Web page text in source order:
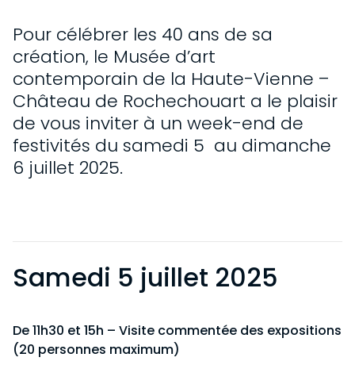
Pour célébrer les 40 ans de sa
création, le Musée d’art
contemporain de la Haute-Vienne –
Château de Rochechouart a le plaisir
de vous inviter à un week-end de
festivités du samedi 5 au dimanche
6 juillet 2025.
Samedi 5 juillet 2025
De 11h30 et 15h – Visite commentée des expositions
(20 personnes maximum)